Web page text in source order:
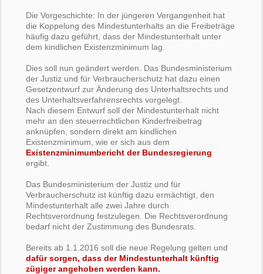
Die Vorgeschichte: In der jüngeren Vergangenheit hat
die Koppelung des Mindestunterhalts an die Freibeträge
häufig dazu geführt, dass der Mindestunterhalt unter
dem kindlichen Existenzminimum lag.
Dies soll nun geändert werden. Das Bundesministerium
der Justiz und für Verbraucherschutz hat dazu einen
Gesetzentwurf zur Änderung des Unterhaltsrechts und
des Unterhaltsverfahrensrechts vorgelegt.
Nach diesem Entwurf soll der Mindestunterhalt nicht
mehr an den steuerrechtlichen Kinderfreibetrag
anknüpfen, sondern direkt am kindlichen
Existenzminimum, wie er sich aus dem
Existenzminimumbericht der Bundesregierung
ergibt.
Das Bundesministerium der Justiz und für
Verbraucherschutz ist künftig dazu ermächtigt, den
Mindestunterhalt alle zwei Jahre durch
Rechtsverordnung festzulegen. Die Rechtsverordnung
bedarf nicht der Zustimmung des Bundesrats.
Bereits ab 1.1.2016 soll die neue Regelung gelten und
dafür sorgen, dass der Mindestunterhalt künftig
zügiger angehoben werden kann.